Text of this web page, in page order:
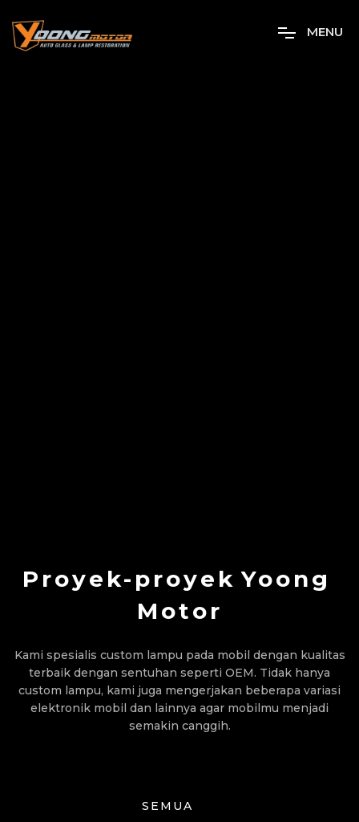
MENU
Proyek-proyek Yoong
Motor
Kami spesialis custom lampu pada mobil dengan kualitas
terbaik dengan sentuhan seperti OEM. Tidak hanya
custom lampu, kami juga mengerjakan beberapa variasi
elektronik mobil dan lainnya agar mobilmu menjadi
semakin canggih.
SEMUA